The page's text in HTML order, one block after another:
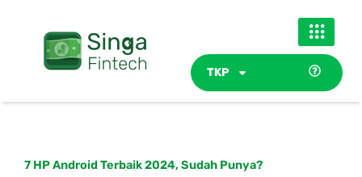
TKP
7 HP Android Terbaik 2024, Sudah Punya?